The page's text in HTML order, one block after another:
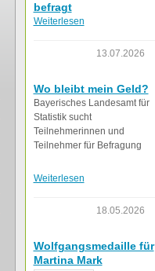
befragt
Weiterlesen
13.07.2026
Wo bleibt mein Geld?
Bayerisches Landesamt für
Statistik sucht
Teilnehmerinnen und
Teilnehmer für Befragung
Weiterlesen
18.05.2026
Wolfgangsmedaille für
Martina Mark